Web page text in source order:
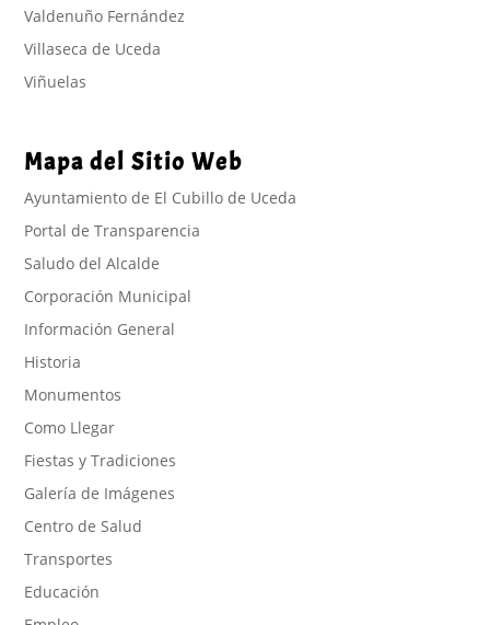
Valdenuño Fernández
Villaseca de Uceda
Viñuelas
Mapa del Sitio Web
Ayuntamiento de El Cubillo de Uceda
Portal de Transparencia
Saludo del Alcalde
Corporación Municipal
Información General
Historia
Monumentos
Como Llegar
Fiestas y Tradiciones
Galería de Imágenes
Centro de Salud
Transportes
Educación